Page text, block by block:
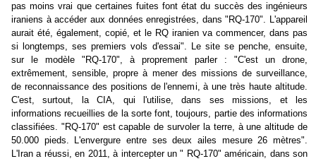
pas moins vrai que certaines fuites font état du succès des ingénieurs
iraniens à accéder aux données enregistrées, dans "RQ-170". L'appareil
aurait été, également, copié, et le RQ iranien va commencer, dans pas
si longtemps, ses premiers vols d'essai". Le site se penche, ensuite,
sur le modèle "RQ-170", à proprement parler : "C'est un drone,
extrêmement, sensible, propre à mener des missions de surveillance,
de reconnaissance des positions de l'ennemi, à une très haute altitude.
C'est, surtout, la CIA, qui l'utilise, dans ses missions, et les
informations recueillies de la sorte font, toujours, partie des informations
classifiées. "RQ-170" est capable de survoler la terre, à une altitude de
50.000 pieds. L'envergure entre ses deux ailes mesure 26 mètres".
L'Iran a réussi, en 2011, à intercepter un " RQ-170" américain, dans son